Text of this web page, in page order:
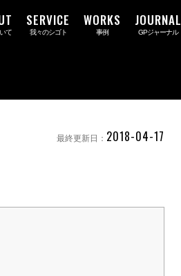
て
SERVICE
我々のシゴト
WORKS
事例
JOURNAL
GPジャーナル
最終更新日： 2018-04-17